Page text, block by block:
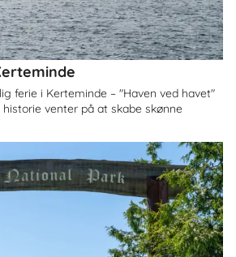
ferie i Kerteminde – "Haven ved havet"
venter på at skabe skønne